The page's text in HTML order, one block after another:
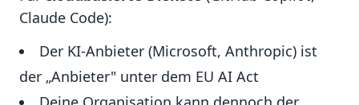
Claude Code):
Der KI-Anbieter (Microsoft, Anthropic) ist
der „Anbieter" unter dem EU AI Act